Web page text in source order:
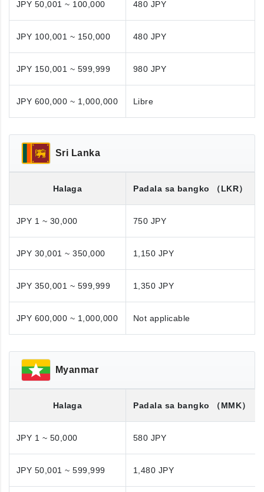
JPY 50,001 ~ 100,000 480 JPY
JPY 100,001 ~ 150,000 480 JPY
JPY 150,001 ~ 599,999 980 JPY
JPY 600,000 ~ 1,000,000 Libre
Sri Lanka
Halaga Padala sa bangko （LKR）
JPY 1 ~ 30,000 750 JPY
JPY 30,001 ~ 350,000 1,150 JPY
JPY 350,001 ~ 599,999 1,350 JPY
JPY 600,000 ~ 1,000,000 Not applicable
Myanmar
Halaga Padala sa bangko （MMK）
JPY 1 ~ 50,000 580 JPY
JPY 50,001 ~ 599,999 1,480 JPY